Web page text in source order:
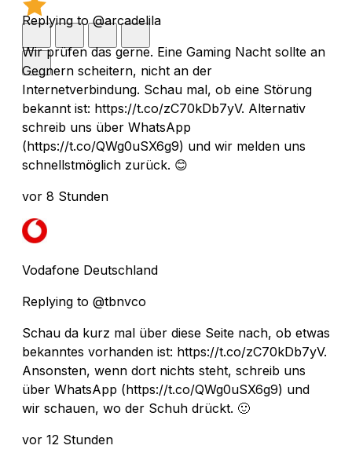
Replying to @arcadelila
Wir prüfen das gerne. Eine Gaming Nacht sollte an
Gegnern scheitern, nicht an der
Internetverbindung. Schau mal, ob eine Störung
bekannt ist: https://t.co/zC70kDb7yV. Alternativ
schreib uns über WhatsApp
(https://t.co/QWg0uSX6g9) und wir melden uns
schnellstmöglich zurück. 😊
vor 8 Stunden
Vodafone Deutschland
Replying to @tbnvco
Schau da kurz mal über diese Seite nach, ob etwas
bekanntes vorhanden ist: https://t.co/zC70kDb7yV.
Ansonsten, wenn dort nichts steht, schreib uns
über WhatsApp (https://t.co/QWg0uSX6g9) und
wir schauen, wo der Schuh drückt. 🙂
vor 12 Stunden